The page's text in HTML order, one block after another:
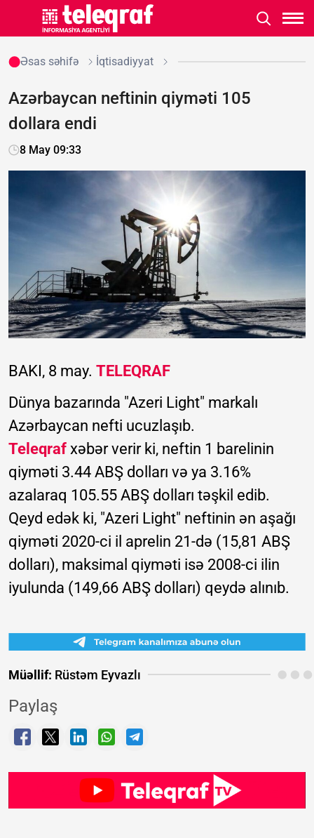
Əsas səhifə İqtisadiyyat
Azərbaycan neftinin qiyməti 105
dollara endi
8 May 09:33
BAKI, 8 may. TELEQRAF
Dünya bazarında "Azeri Light" markalı
Azərbaycan nefti ucuzlaşıb.
Teleqraf xəbər verir ki, neftin 1 barelinin
qiyməti 3.44 ABŞ dolları və ya 3.16%
azalaraq 105.55 ABŞ dolları təşkil edib.
Qeyd edək ki, "Azeri Light" neftinin ən aşağı
qiyməti 2020-ci il aprelin 21-də (15,81 ABŞ
dolları), maksimal qiyməti isə 2008-ci ilin
iyulunda (149,66 ABŞ dolları) qeydə alınıb.
Müəllif: Rüstəm Eyvazlı
Paylaş